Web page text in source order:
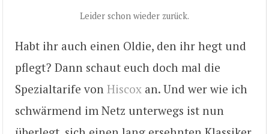
Leider schon wieder zurück.
Habt ihr auch einen Oldie, den ihr hegt und
pflegt? Dann schaut euch doch mal die
Spezialtarife von Hiscox an. Und wer wie ich
schwärmend im Netz unterwegs ist nun